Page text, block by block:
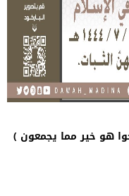
هو خير مما يجمعون ﴾